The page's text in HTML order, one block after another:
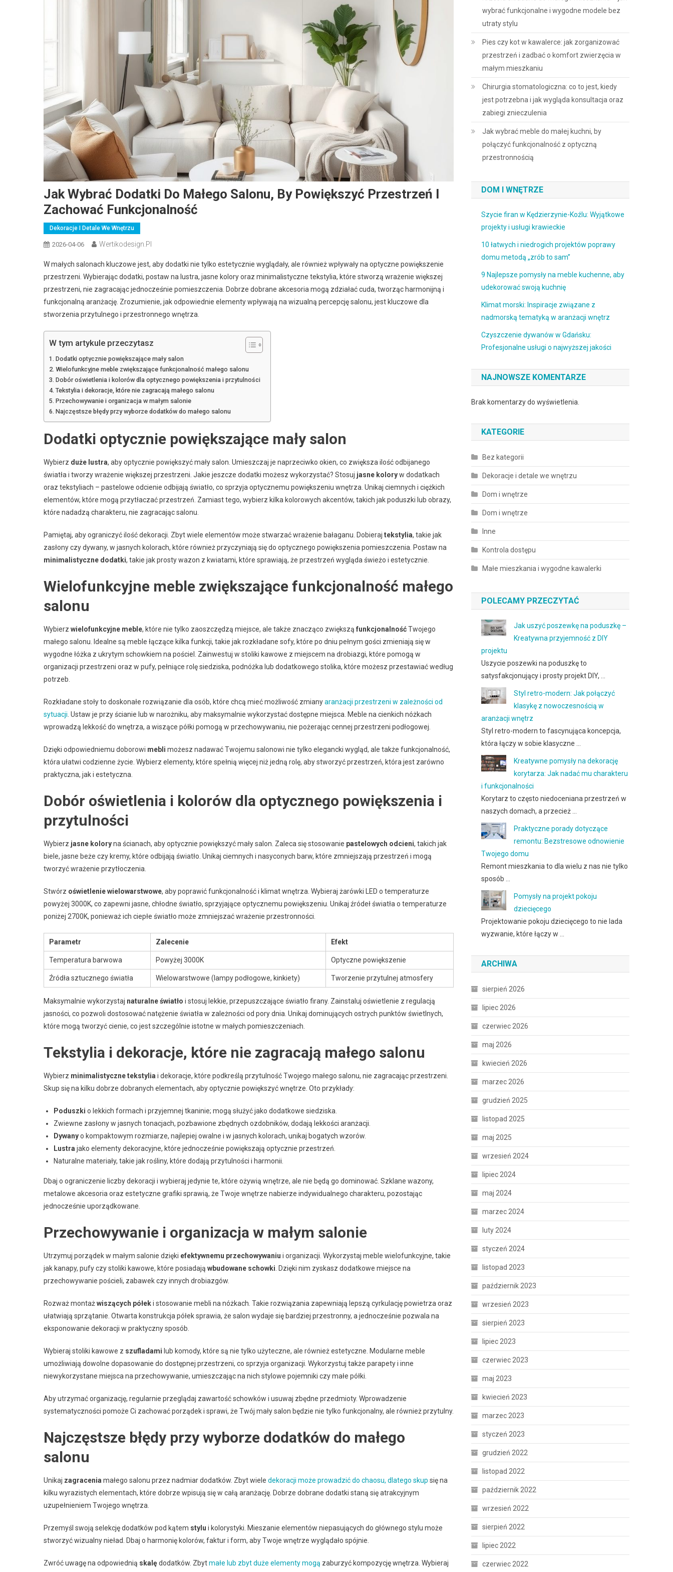
Jak Wybrać Dodatki Do Małego Salonu, By Powiększyć Przestrzeń I
Zachować Funkcjonalność
Dekoracje I Detale We Wnętrzu
2026-04-06 Wertikodesign.pl
W małych salonach kluczowe jest, aby dodatki nie tylko estetycznie wyglądały, ale również wpływały na optyczne powiększenie
przestrzeni. Wybierając dodatki, postaw na lustra, jasne kolory oraz minimalistyczne tekstylia, które stworzą wrażenie większej
przestrzeni, nie zagracając jednocześnie pomieszczenia. Dobrze dobrane akcesoria mogą zdziałać cuda, tworząc harmonijną i
funkcjonalną aranżację. Zrozumienie, jak odpowiednie elementy wpływają na wizualną percepcję salonu, jest kluczowe dla
stworzenia przytulnego i przestronnego wnętrza.
W tym artykule przeczytasz
Dodatki optycznie powiększające mały salon
Wielofunkcyjne meble zwiększające funkcjonalność małego salonu
Dobór oświetlenia i kolorów dla optycznego powiększenia i przytulności
Tekstylia i dekoracje, które nie zagracają małego salonu
Przechowywanie i organizacja w małym salonie
Najczęstsze błędy przy wyborze dodatków do małego salonu
Dodatki optycznie powiększające mały salon
Wybierz duże lustra, aby optycznie powiększyć mały salon. Umieszczaj je naprzeciwko okien, co zwiększa ilość odbijanego
światła i tworzy wrażenie większej przestrzeni. Jakie jeszcze dodatki możesz wykorzystać? Stosuj jasne koloryw dodatkach
oraz tekstyliach – pastelowe odcienie odbijają światło, co sprzyja optycznemu powiększeniu wnętrza. Unikaj ciemnych i ciężkich
elementów, które mogą przytłaczać przestrzeń. Zamiast tego, wybierz kilka kolorowych akcentów, takich jak poduszki lub obrazy,
które nadadzą charakteru, nie zagracając salonu.
Pamiętaj, aby ograniczyć ilość dekoracji. Zbyt wiele elementów może stwarzać wrażenie bałaganu. Dobieraj tekstylia, takie jak
zasłony czy dywany, w jasnych kolorach, które również przyczyniają się do optycznego powiększenia pomieszczenia. Postaw na
minimalistyczne dodatki, takie jak prosty wazon z kwiatami, które sprawiają, że przestrzeń wygląda świeżo i estetycznie.
Wielofunkcyjne meble zwiększające funkcjonalność małego
salonu
Wybierz wielofunkcyjne meble, które nie tylko zaoszczędzą miejsce, ale także znacząco zwiększą funkcjonalnośćTwojego
małego salonu. Idealne są meble łączące kilka funkcji, takie jak rozkładane sofy, które po dniu pełnym gości zmieniają się w
wygodne łóżka z ukrytym schowkiem na pościel. Zainwestuj w stoliki kawowe z miejscem na drobiazgi, które pomogą w
organizacji przestrzeni oraz w pufy, pełniące rolę siedziska, podnóżka lub dodatkowego stolika, które możesz przestawiać według
potrzeb.
Rozkładane stoły to doskonałe rozwiązanie dla osób, które chcą mieć możliwość zmianyaranżacji przestrzeni w zależności od
sytuacji. Ustaw je przy ścianie lub w narożniku, aby maksymalnie wykorzystać dostępne miejsca. Meble na cienkich nóżkach
wprowadzą lekkość do wnętrza, a wiszące półki pomogą w przechowywaniu, nie pożerając cennej przestrzeni podłogowej.
Dzięki odpowiedniemu doborowi mebli możesz nadawać Twojemu salonowi nie tylko elegancki wygląd, ale także funkcjonalność,
która ułatwi codzienne życie. Wybierz elementy, które spełnią więcej niż jedną rolę, aby stworzyć przestrzeń, która jest zarówno
praktyczna, jak i estetyczna.
Dobór oświetlenia i kolorów dla optycznego powiększenia i
przytulności
Wybierz jasne koloryna ścianach, aby optycznie powiększyć mały salon. Zaleca się stosowanie pastelowych odcieni, takich jak
biele, jasne beże czy kremy, które odbijają światło. Unikaj ciemnych i nasyconych barw, które zmniejszają przestrzeń i mogą
tworzyć wrażenie przytłoczenia.
Stwórz oświetlenie wielowarstwowe, aby poprawić funkcjonalność i klimat wnętrza. Wybieraj żarówki LED o temperaturze
powyżej 3000K, co zapewni jasne, chłodne światło, sprzyjające optycznemu powiększeniu. Unikaj źródeł światła o temperaturze
poniżej 2700K, ponieważ ich ciepłe światło może zmniejszać wrażenie przestronności.
Parametr Zalecenie Efekt
Temperatura barwowa Powyżej 3000K Optyczne powiększenie
Źródła sztucznego światła Wielowarstwowe (lampy podłogowe, kinkiety) Tworzenie przytulnej atmosfery
Maksymalnie wykorzystaj naturalne światło i stosuj lekkie, przepuszczające światło firany. Zainstaluj oświetlenie z regulacją
jasności, co pozwoli dostosować natężenie światła w zależności od pory dnia. Unikaj dominujących ostrych punktów świetlnych,
które mogą tworzyć cienie, co jest szczególnie istotne w małych pomieszczeniach.
Tekstylia i dekoracje, które nie zagracają małego salonu
Wybierz minimalistyczne tekstyliai dekoracje, które podkreślą przytulność Twojego małego salonu, nie zagracając przestrzeni.
Skup się na kilku dobrze dobranych elementach, aby optycznie powiększyć wnętrze. Oto przykłady:
Poduszki o lekkich formach i przyjemnej tkaninie; mogą służyć jako dodatkowe siedziska.
Zwiewne zasłony w jasnych tonacjach, pozbawione zbędnych ozdobników, dodają lekkości aranżacji.
Dywanyo kompaktowym rozmiarze, najlepiej owalne i w jasnych kolorach, unikaj bogatych wzorów.
Lustrajako elementy dekoracyjne, które jednocześnie powiększają optycznie przestrzeń.
Naturalne materiały, takie jak rośliny, które dodają przytulności i harmonii.
Dbaj o ograniczenie liczby dekoracji i wybieraj jedynie te, które ożywią wnętrze, ale nie będą go dominować. Szklane wazony,
metalowe akcesoria oraz estetyczne grafiki sprawią, że Twoje wnętrze nabierze indywidualnego charakteru, pozostając
jednocześnie uporządkowane.
Przechowywanie i organizacja w małym salonie
Utrzymuj porządek w małym salonie dzięki efektywnemu przechowywaniu i organizacji. Wykorzystaj meble wielofunkcyjne, takie
jak kanapy, pufy czy stoliki kawowe, które posiadają wbudowane schowki. Dzięki nim zyskasz dodatkowe miejsce na
przechowywanie pościeli, zabawek czy innych drobiazgów.
Rozważ montażwiszących półeki stosowanie mebli na nóżkach. Takie rozwiązania zapewniają lepszą cyrkulację powietrza oraz
ułatwiają sprzątanie. Otwarta konstrukcja półek sprawia, że salon wydaje się bardziej przestronny, a jednocześnie pozwala na
eksponowanie dekoracji w praktyczny sposób.
Wybieraj stoliki kawowe z szufladami lub komody, które są nie tylko użyteczne, ale również estetyczne. Modularne meble
umożliwiają dowolne dopasowanie do dostępnej przestrzeni, co sprzyja organizacji. Wykorzystuj także parapety i inne
niewykorzystane miejsca na przechowywanie, umieszczając na nich stylowe pojemniki czy małe półki.
Aby utrzymać organizację, regularnie przeglądaj zawartość schowków i usuwaj zbędne przedmioty. Wprowadzenie
systematyczności pomoże Ci zachować porządek i sprawi, że Twój mały salon będzie nie tylko funkcjonalny, ale również przytulny.
Najczęstsze błędy przy wyborze dodatków do małego
salonu
Unikaj zagraceniamałego salonu przez nadmiar dodatków. Zbyt wiele dekoracji może prowadzić do chaosu, dlatego skup się na
kilku wyrazistych elementach, które dobrze wpisują się w całą aranżację. Dobrze dobrane dodatki staną się atrakcyjnym
uzupełnieniem Twojego wnętrza.
Przemyśl swoją selekcję dodatków pod kątem stylu i kolorystyki. Mieszanie elementów niepasujących do głównego stylu może
stworzyć wizualny nieład. Dbaj o harmonię kolorów, faktur i form, aby Twoje wnętrze wyglądało spójnie.
Zwróć uwagę na odpowiednią skalędodatków. Zbytmałe lub zbyt duże elementy mogą zaburzyć kompozycję wnętrza. Wybieraj
wybrać funkcjonalne i wygodne modele bez
utraty stylu
Pies czy kot w kawalerce: jak zorganizować
przestrzeń i zadbać o komfort zwierzęcia w
małym mieszkaniu
Chirurgia stomatologiczna: co to jest, kiedy
jest potrzebna i jak wygląda konsultacja oraz
zabiegi znieczulenia
Jak wybrać meble do małej kuchni, by
połączyć funkcjonalność z optyczną
przestronnością
DOM I WNĘTRZE
Szycie firan w Kędzierzynie-Koźlu: Wyjątkowe
projekty i usługi krawieckie
10 łatwych i niedrogich projektów poprawy
domu metodą „zrób to sam”
9 Najlepsze pomysły na meble kuchenne, aby
udekorować swoją kuchnię
Klimat morski: Inspiracje związane z
nadmorską tematyką w aranżacji wnętrz
Czyszczenie dywanów w Gdańsku:
Profesjonalne usługi o najwyższej jakości
NAJNOWSZE KOMENTARZE
Brak komentarzy do wyświetlenia.
KATEGORIE
Bez kategorii
Dekoracje i detale we wnętrzu
Dom i wnętrze
Dom i wnętrze
Inne
Kontrola dostępu
Małe mieszkania i wygodne kawalerki
POLECAMY PRZECZYTAĆ
Jak uszyć poszewkę na poduszkę –
Kreatywna przyjemność z DIY
projektu
Uszycie poszewki na poduszkę to
satysfakcjonujący i prosty projekt DIY, …
Styl retro-modern: Jak połączyć
klasykę z nowoczesnością w
aranżacji wnętrz
Styl retro-modern to fascynująca koncepcja,
która łączy w sobie klasyczne …
Kreatywne pomysły na dekorację
korytarza: Jak nadać mu charakteru
i funkcjonalności
Korytarz to często niedoceniana przestrzeń w
naszych domach, a przecież …
Praktyczne porady dotyczące
remontu: Bezstresowe odnowienie
Twojego domu
Remont mieszkania to dla wielu z nas nie tylko
sposób …
Pomysły na projekt pokoju
dziecięcego
Projektowanie pokoju dziecięcego to nie lada
wyzwanie, które łączy w …
ARCHIWA
sierpień 2026
lipiec 2026
czerwiec 2026
maj 2026
kwiecień 2026
marzec 2026
grudzień 2025
listopad 2025
maj 2025
wrzesień 2024
lipiec 2024
maj 2024
marzec 2024
luty 2024
styczeń 2024
listopad 2023
październik 2023
wrzesień 2023
sierpień 2023
lipiec 2023
czerwiec 2023
maj 2023
kwiecień 2023
marzec 2023
styczeń 2023
grudzień 2022
listopad 2022
październik 2022
wrzesień 2022
sierpień 2022
lipiec 2022
czerwiec 2022